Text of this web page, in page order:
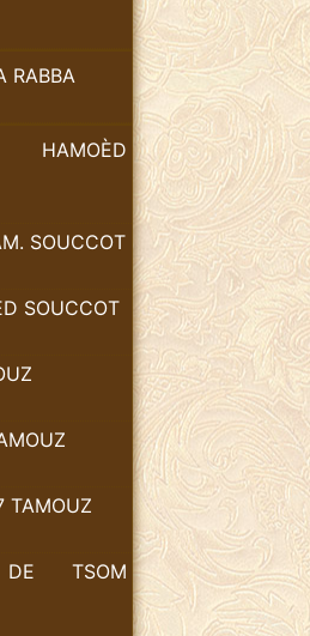
RABBA
SOUCCOT
SOUCCOT
TAMOUZ
TSOM